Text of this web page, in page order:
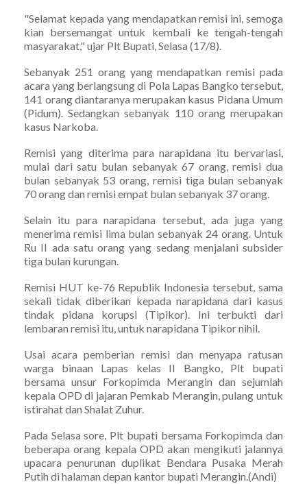
"Selamat kepada yang mendapatkan remisi ini, semoga
kian bersemangat untuk kembali ke tengah-tengah
masyarakat," ujar Plt Bupati, Selasa (17/8).
Sebanyak 251 orang yang mendapatkan remisi pada
acara yang berlangsung di Pola Lapas Bangko tersebut,
141 orang diantaranya merupakan kasus Pidana Umum
(Pidum). Sedangkan sebanyak 110 orang merupakan
kasus Narkoba.
Remisi yang diterima para narapidana itu bervariasi,
mulai dari satu bulan sebanyak 67 orang, remisi dua
bulan sebanyak 53 orang, remisi tiga bulan sebanyak
70 orang dan remisi empat bulan sebanyak 37 orang.
Selain itu para narapidana tersebut, ada juga yang
menerima remisi lima bulan sebanyak 24 orang. Untuk
Ru II ada satu orang yang sedang menjalani subsider
tiga bulan kurungan.
Remisi HUT ke-76 Republik Indonesia tersebut, sama
sekali tidak diberikan kepada narapidana dari kasus
tindak pidana korupsi (Tipikor). Ini terbukti dari
lembaran remisi itu, untuk narapidana Tipikor nihil.
Usai acara pemberian remisi dan menyapa ratusan
warga binaan Lapas kelas II Bangko, Plt bupati
bersama unsur Forkopimda Merangin dan sejumlah
kepala OPD di jajaran Pemkab Merangin, pulang untuk
istirahat dan Shalat Zuhur.
Pada Selasa sore, Plt bupati bersama Forkopimda dan
beberapa orang kepala OPD akan mengikuti jalannya
upacara penurunan duplikat Bendara Pusaka Merah
Putih di halaman depan kantor bupati Merangin.(Andi)